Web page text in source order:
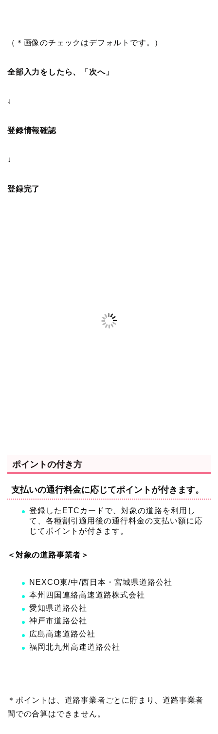
（＊画像のチェックはデフォルトです。）
全部入力をしたら、「次へ」
↓
登録情報確認
↓
登録完了
ポイントの付き方
支払いの通行料金に応じてポイントが付きます。
登録したETCカードで、対象の道路を利用し
て、各種割引適用後の通行料金の支払い額に応
じてポイントが付きます。
＜対象の道路事業者＞
NEXCO東/中/西日本・宮城県道路公社
本州四国連絡高速道路株式会社
愛知県道路公社
神戸市道路公社
広島高速道路公社
福岡北九州高速道路公社
＊ポイントは、道路事業者ごとに貯まり、道路事業者
間での合算はできません。